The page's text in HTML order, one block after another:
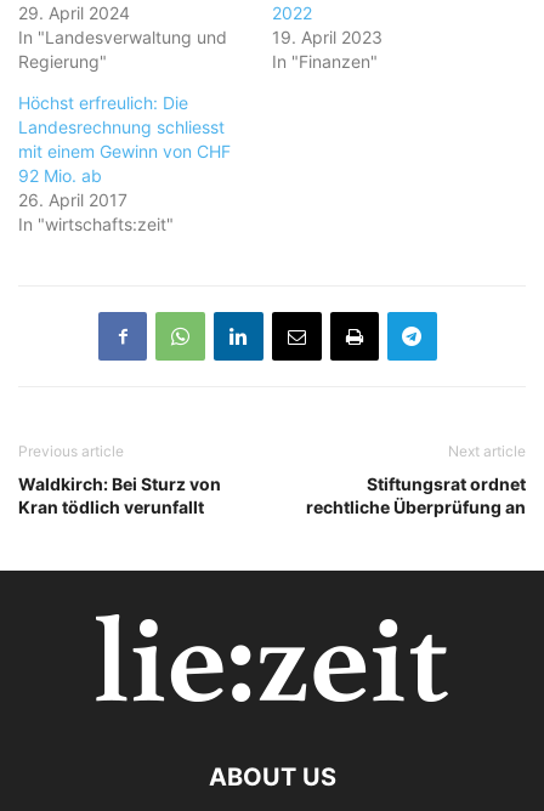
29. April 2024
In "Landesverwaltung und
Regierung"
2022
19. April 2023
In "Finanzen"
Höchst erfreulich: Die
Landesrechnung schliesst
mit einem Gewinn von CHF
92 Mio. ab
26. April 2017
In "wirtschafts:zeit"
Previous article
Waldkirch: Bei Sturz von
Kran tödlich verunfallt
Next article
Stiftungsrat ordnet
rechtliche Überprüfung an
ABOUT US